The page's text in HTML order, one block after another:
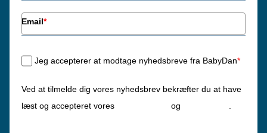
Email*
Jeg accepterer at modtage nyhedsbreve fra BabyDan*
Ved at tilmelde dig vores nyhedsbrev bekræfter du at have
læst og accepteret vores
og .